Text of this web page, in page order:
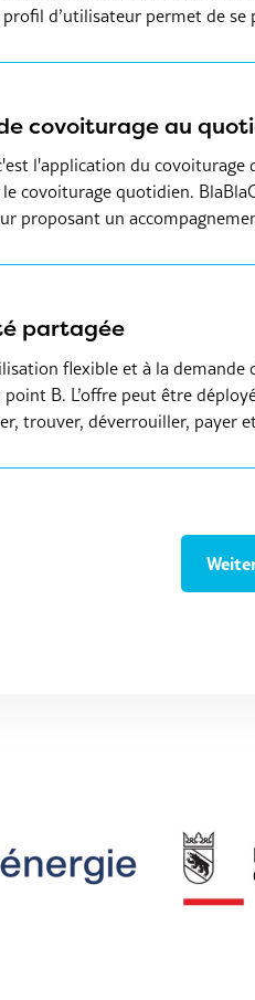
profil d’utilisateur permet de
covoiturage au
l'application du
covoiturage quotidien.
proposant un
partagée
flexible et à la
point B. L’offre peut être
trouver, déverrouiller, payer